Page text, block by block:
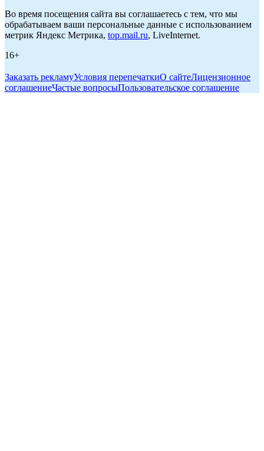
Во время посещения сайта вы соглашаетесь с тем, что мы
обрабатываем ваши персональные данные с использованием
метрик Яндекс Метрика, top.mail.ru, LiveInternet.
16+
Заказать рекламуУсловия перепечаткиО сайтеЛицензионное
соглашениеЧастые вопросыПользовательское соглашение